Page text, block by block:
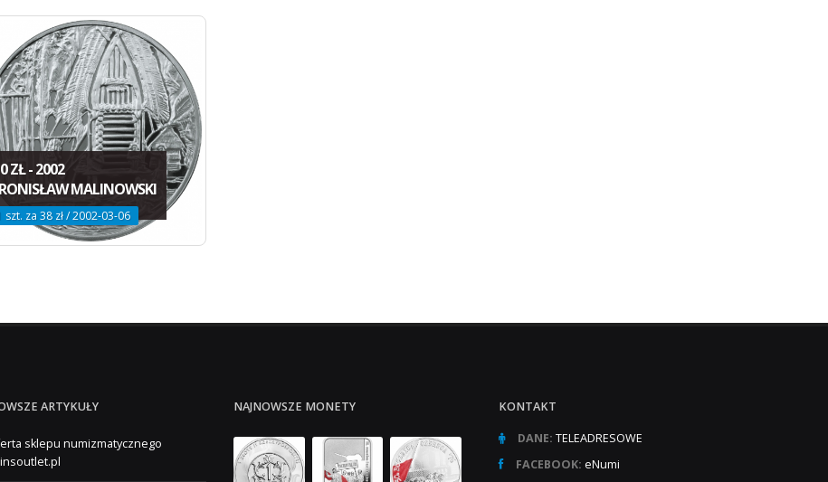
ZŁ - 2002
MALINOWSKI
szt. za 38 zł / 2002-03-06
ARTYKUŁY
sklepu numizmatycznego
NAJNOWSZE MONETY KONTAKT
DANE: TELEADRESOWE
FACEBOOK: eNumi